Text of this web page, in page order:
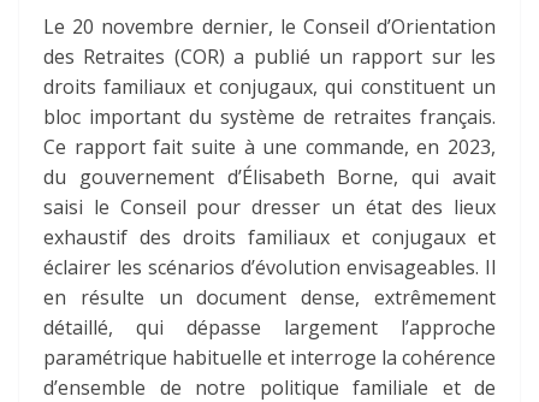
Le 20 novembre dernier, le Conseil d’Orientation
des Retraites (COR) a publié un rapport sur les
droits familiaux et conjugaux, qui constituent un
bloc important du système de retraites français.
Ce rapport fait suite à une commande, en 2023,
du gouvernement d’Élisabeth Borne, qui avait
saisi le Conseil pour dresser un état des lieux
exhaustif des droits familiaux et conjugaux et
éclairer les scénarios d’évolution envisageables. Il
en résulte un document dense, extrêmement
détaillé, qui dépasse largement l’approche
paramétrique habituelle et interroge la cohérence
d’ensemble de notre politique familiale et de